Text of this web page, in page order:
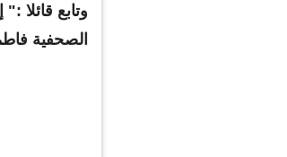
وتابع قائلا
الصحفية